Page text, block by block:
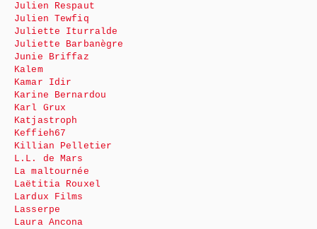
Julien Respaut
Julien Tewfiq
Juliette Iturralde
Juliette Barbanègre
Junie Briffaz
Kalem
Kamar Idir
Karine Bernardou
Karl Grux
Katjastroph
Keffieh67
Killian Pelletier
L.L. de Mars
La maltournée
Laëtitia Rouxel
Lardux Films
Lasserpe
Laura Ancona